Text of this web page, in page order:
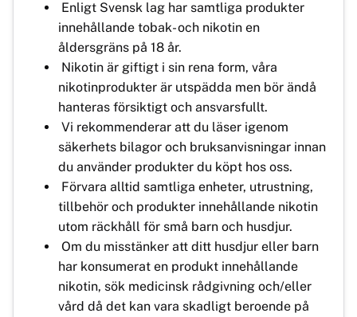
Enligt Svensk lag har samtliga produkter
innehållande tobak- och nikotin en
åldersgräns på 18 år.
Nikotin är giftigt i sin rena form, våra
nikotinprodukter är utspädda men bör ändå
hanteras försiktigt och ansvarsfullt.
Vi rekommenderar att du läser igenom
säkerhets bilagor och bruksanvisningar innan
du använder produkter du köpt hos oss.
Förvara alltid samtliga enheter, utrustning,
tillbehör och produkter innehållande nikotin
utom räckhåll för små barn och husdjur.
Om du misstänker att ditt husdjur eller barn
har konsumerat en produkt innehållande
nikotin, sök medicinsk rådgivning och/eller
vård då det kan vara skadligt beroende på